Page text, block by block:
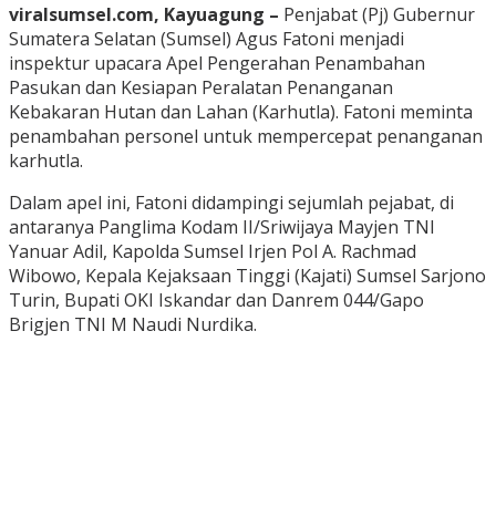
viralsumsel.com, Kayuagung – Penjabat (Pj) Gubernur
Sumatera Selatan (Sumsel) Agus Fatoni menjadi
inspektur upacara Apel Pengerahan Penambahan
Pasukan dan Kesiapan Peralatan Penanganan
Kebakaran Hutan dan Lahan (Karhutla). Fatoni meminta
penambahan personel untuk mempercepat penanganan
karhutla.
Dalam apel ini, Fatoni didampingi sejumlah pejabat, di
antaranya Panglima Kodam II/Sriwijaya Mayjen TNI
Yanuar Adil, Kapolda Sumsel Irjen Pol A. Rachmad
Wibowo, Kepala Kejaksaan Tinggi (Kajati) Sumsel Sarjono
Turin, Bupati OKI Iskandar dan Danrem 044/Gapo
Brigjen TNI M Naudi Nurdika.